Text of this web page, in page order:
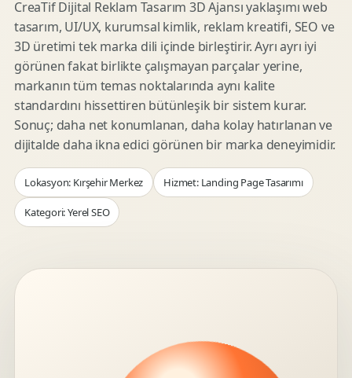
CreaTif Dijital Reklam Tasarım 3D Ajansı yaklaşımı web
tasarım, UI/UX, kurumsal kimlik, reklam kreatifi, SEO ve
3D üretimi tek marka dili içinde birleştirir. Ayrı ayrı iyi
görünen fakat birlikte çalışmayan parçalar yerine,
markanın tüm temas noktalarında aynı kalite
standardını hissettiren bütünleşik bir sistem kurar.
Sonuç; daha net konumlanan, daha kolay hatırlanan ve
dijitalde daha ikna edici görünen bir marka deneyimidir.
Lokasyon: Kırşehir Merkez Hizmet: Landing Page Tasarımı
Kategori: Yerel SEO